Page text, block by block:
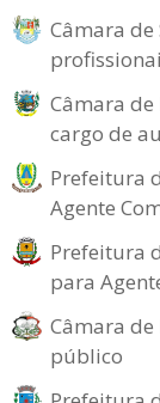
Câmara de
Câmara
cargo de
Prefeitura
Agente
Prefeitura
para
Câmara
público